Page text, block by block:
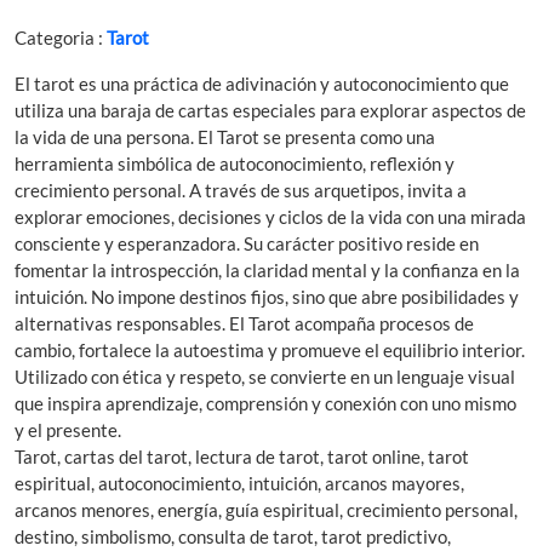
Categoria : Tarot
El tarot es una práctica de adivinación y autoconocimiento que
utiliza una baraja de cartas especiales para explorar aspectos de
la vida de una persona. El Tarot se presenta como una
herramienta simbólica de autoconocimiento, reflexión y
crecimiento personal. A través de sus arquetipos, invita a
explorar emociones, decisiones y ciclos de la vida con una mirada
consciente y esperanzadora. Su carácter positivo reside en
fomentar la introspección, la claridad mental y la confianza en la
intuición. No impone destinos fijos, sino que abre posibilidades y
alternativas responsables. El Tarot acompaña procesos de
cambio, fortalece la autoestima y promueve el equilibrio interior.
Utilizado con ética y respeto, se convierte en un lenguaje visual
que inspira aprendizaje, comprensión y conexión con uno mismo
y el presente.
Tarot, cartas del tarot, lectura de tarot, tarot online, tarot
espiritual, autoconocimiento, intuición, arcanos mayores,
arcanos menores, energía, guía espiritual, crecimiento personal,
destino, simbolismo, consulta de tarot, tarot predictivo,